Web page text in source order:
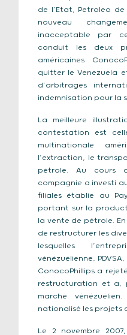
de l’Etat, Petroleo de
nouveau
inacceptable par
conduit les deux
américaines
quitter le Venezuela
d’arbitrages
indemnisation pour la
La meilleure
contestation est
multinationale
l’extraction, le
pétrole. Au cours
compagnie a investi
filiales établie au
portant sur la
la vente de pétrole.
de restructurer les
lesquelles
vénézuélienne,
ConocoPhillips a
restructuration et a,
marché
nationalisé les projets
Le 2 novembre